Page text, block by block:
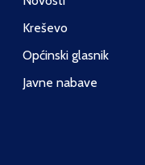
Kreševo
Općinski glasnik
Javne nabave